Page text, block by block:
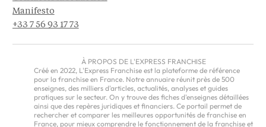
Manifesto
+33 7 56 93 17 73
À PROPOS DE L'EXPRESS FRANCHISE
Créé en 2022, L'Express Franchise est la plateforme de référence
pour la franchise en France. Notre annuaire réunit près de 500
enseignes, des milliers d'articles, actualités, analyses et guides
pratiques sur le secteur. On y trouve des fiches d'enseignes détaillées
ainsi que des repères juridiques et financiers. Ce portail permet de
rechercher et comparer les meilleures opportunités de franchise en
France, pour mieux comprendre le fonctionnement de la franchise et